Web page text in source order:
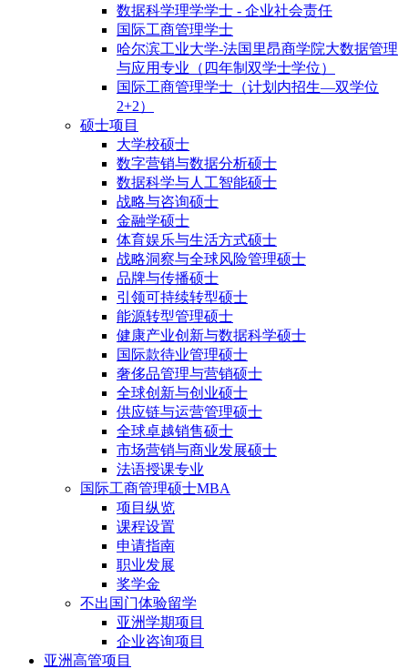
数据科学理学学士 - 企业社会责任
国际工商管理学士
哈尔滨工业大学-法国里昂商学院大数据管理
与应用专业（四年制双学士学位）
国际工商管理学士（计划内招生—双学位
2+2）
硕士项目
大学校硕士
数字营销与数据分析硕士
数据科学与人工智能硕士
战略与咨询硕士
金融学硕士
体育娱乐与生活方式硕士
战略洞察与全球风险管理硕士
品牌与传播硕士
引领可持续转型硕士
能源转型管理硕士
健康产业创新与数据科学硕士
国际款待业管理硕士
奢侈品管理与营销硕士
全球创新与创业硕士
供应链与运营管理硕士
全球卓越销售硕士
市场营销与商业发展硕士
法语授课专业
国际工商管理硕士MBA
项目纵览
课程设置
申请指南
职业发展
奖学金
不出国门体验留学
亚洲学期项目
企业咨询项目
亚洲高管项目